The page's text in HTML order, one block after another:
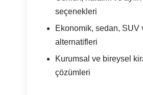
seçenekleri
Ekonomik, sedan, SUV
alternatifleri
Kurumsal ve bireysel
çözümleri